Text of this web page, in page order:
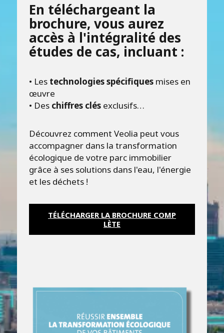
En téléchargeant la
brochure, vous aurez
accès à l'intégralité des
études de cas, incluant :
• Les technologies spécifiques mises en
œuvre
• Des chiffres clés exclusifs…
Découvrez comment Veolia peut vous
accompagner dans la transformation
écologique de votre parc immobilier
grâce à ses solutions dans l'eau, l'énergie
et les déchets !
TÉLÉCHARGER LA BROCHURE COMP
LÈTE